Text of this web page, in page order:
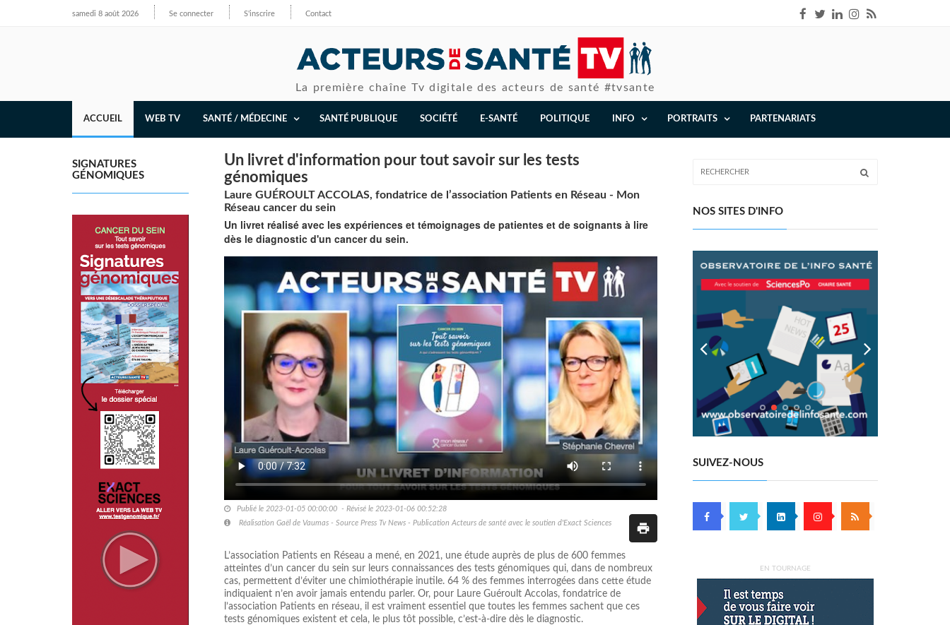
samedi 8 août 2026 Se connecter S'inscrire Contact
La première chaîne Tv digitale des acteurs de santé #tvsante
ACCUEIL WEB TV SANTÉ / MÉDECINE SANTÉ PUBLIQUE SOCIÉTÉ E-SANTÉ POLITIQUE INFO PORTRAITS PARTENARIATS
SIGNATURES
GÉNOMIQUES
Un livret d'information pour tout savoir sur les tests
génomiques
Laure GUÉROULT ACCOLAS, fondatrice de l’association Patients en Réseau - Mon
Réseau cancer du sein
Un livret réalisé avec les expériences et témoignages de patientes et de soignants à lire
dès le diagnostic d'un cancer du sein.
Publié le 2023-01-05 00:00:00 - Révisé le 2023-01-06 00:52:28
Réalisation Gaël de Vaumas - Source Press Tv News - Publication Acteurs de santé avec le soutien d'Exact Sciences
L’association Patients en Réseau a mené, en 2021, une étude auprès de plus de 600 femmes
atteintes d’un cancer du sein sur leurs connaissances des tests génomiques qui, dans de nombreux
cas, permettent d’éviter une chimiothérapie inutile. 64 % des femmes interrogées dans cette étude
indiquaient n’en avoir jamais entendu parler. Or, pour Laure Guéroult Accolas, fondatrice de
l’association Patients en réseau, il est vraiment essentiel que toutes les femmes sachent que ces
tests génomiques existent et cela, le plus tôt possible, c’est-à-dire dès le diagnostic.
NOS SITES D'INFO
SUIVEZ-NOUS
EN TOURNAGE